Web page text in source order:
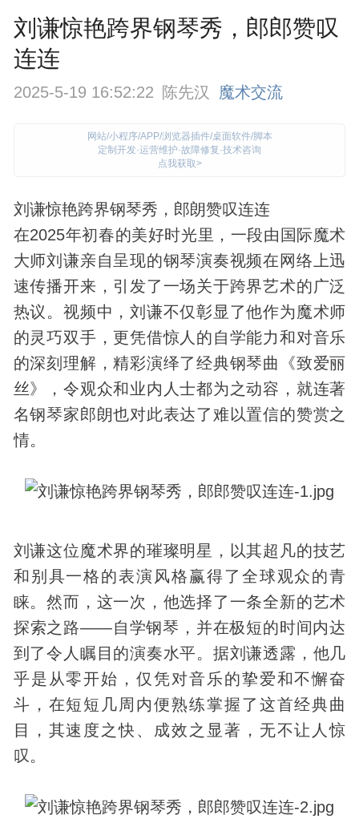
刘谦惊艳跨界钢琴秀，郎郎赞叹
连连
2025-5-19 16:52:22 陈先汉 魔术交流
网站/小程序/APP/浏览器插件/桌面软件/脚本
定制开发·运营维护·故障修复·技术咨询
点我获取>
刘谦惊艳跨界钢琴秀，郎朗赞叹连连
在2025年初春的美好时光里，一段由国际魔术
大师刘谦亲自呈现的钢琴演奏视频在网络上迅
速传播开来，引发了一场关于跨界艺术的广泛
热议。视频中，刘谦不仅彰显了他作为魔术师
的灵巧双手，更凭借惊人的自学能力和对音乐
的深刻理解，精彩演绎了经典钢琴曲《致爱丽
丝》，令观众和业内人士都为之动容，就连著
名钢琴家郎朗也对此表达了难以置信的赞赏之
情。
刘谦这位魔术界的璀璨明星，以其超凡的技艺
和别具一格的表演风格赢得了全球观众的青
睐。然而，这一次，他选择了一条全新的艺术
探索之路——自学钢琴，并在极短的时间内达
到了令人瞩目的演奏水平。据刘谦透露，他几
乎是从零开始，仅凭对音乐的挚爱和不懈奋
斗，在短短几周内便熟练掌握了这首经典曲
目，其速度之快、成效之显著，无不让人惊
叹。